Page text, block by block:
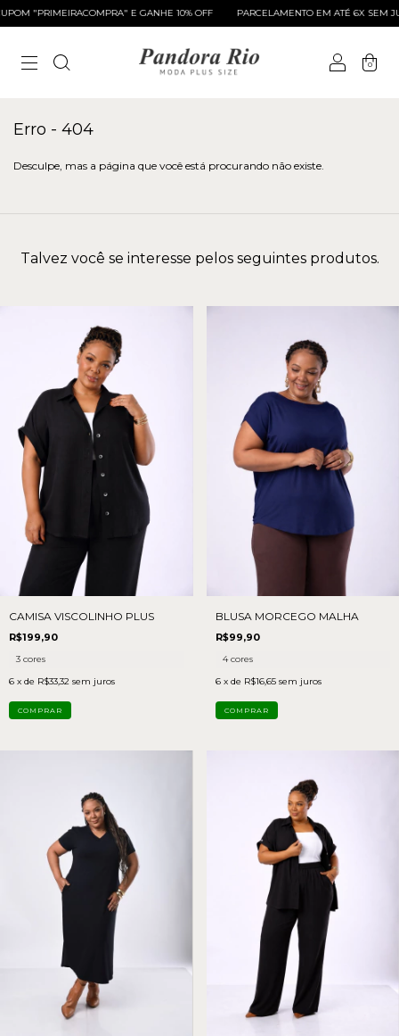
"PRIMEIRACOMPRA" E GANHE 10% OFF PARCELAMENTO EM ATÉ 6X SEM
0
Erro - 404
Desculpe, mas a página que você está procurando não existe.
Talvez você se interesse pelos seguintes produtos.
CAMISA VISCOLINHO PLUS
R$199,90
3 cores
6 x de R$33,32 sem juros
COMPRAR
BLUSA MORCEGO MALHA
R$99,90
4 cores
6 x de R$16,65 sem juros
COMPRAR